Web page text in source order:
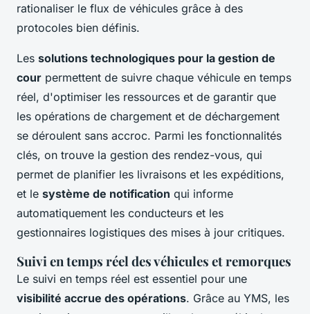
rationaliser le flux de véhicules grâce à des
protocoles bien définis.
Les solutions technologiques pour la gestion de
cour permettent de suivre chaque véhicule en temps
réel, d'optimiser les ressources et de garantir que
les opérations de chargement et de déchargement
se déroulent sans accroc. Parmi les fonctionnalités
clés, on trouve la gestion des rendez-vous, qui
permet de planifier les livraisons et les expéditions,
et le système de notification qui informe
automatiquement les conducteurs et les
gestionnaires logistiques des mises à jour critiques.
Suivi en temps réel des véhicules et remorques
Le suivi en temps réel est essentiel pour une
visibilité accrue des opérations. Grâce au YMS, les